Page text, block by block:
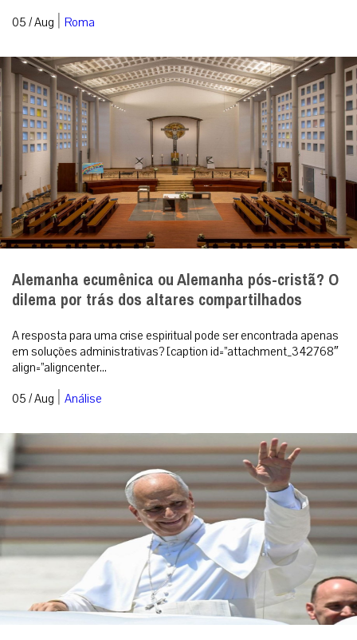
05 / Aug | Roma
Alemanha ecumênica ou Alemanha pós-cristã? O
dilema por trás dos altares compartilhados
A resposta para uma crise espiritual pode ser encontrada apenas
em soluções administrativas? [caption id=”attachment_342768″
align=”aligncenter...
05 / Aug | Análise